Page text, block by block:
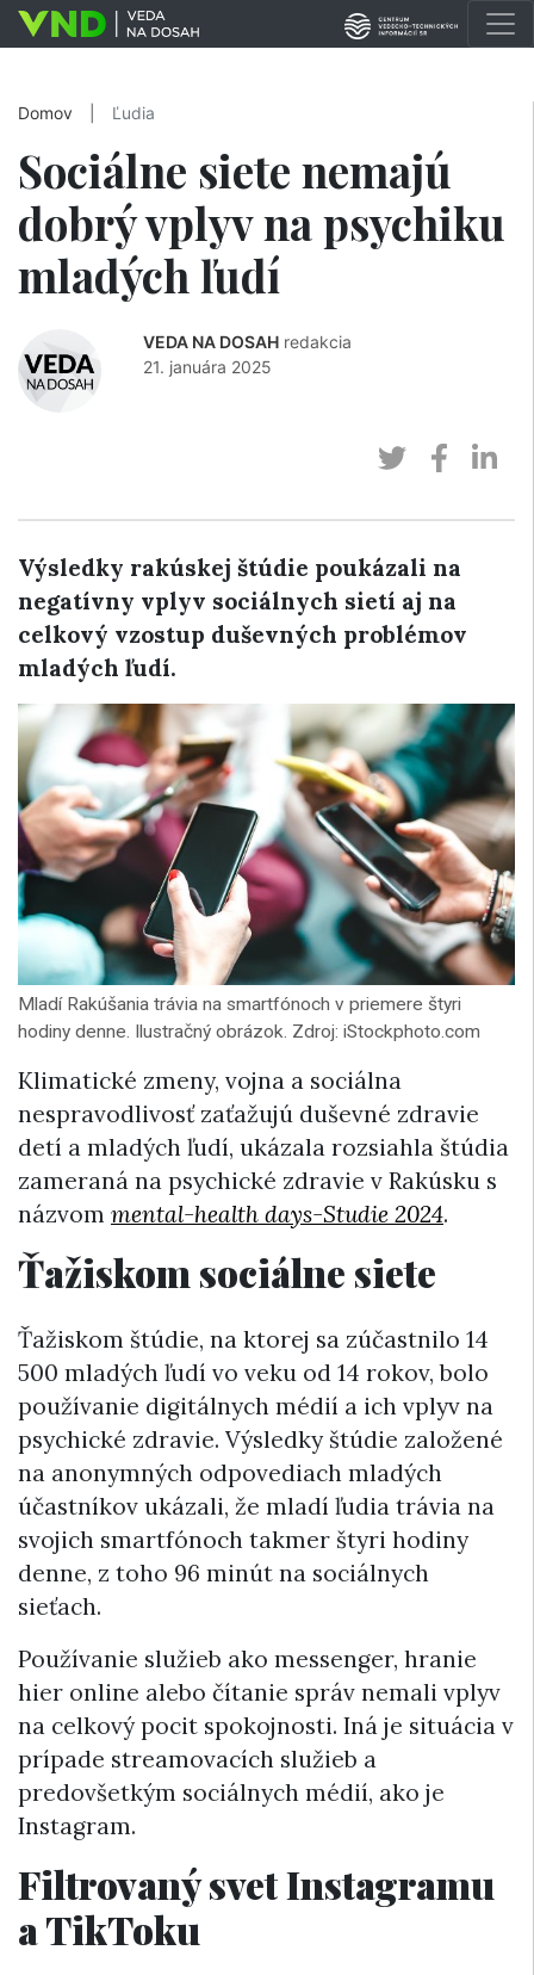
Domov Ľudia
Sociálne siete nemajú
dobrý vplyv na psychiku
mladých ľudí
VEDA NA DOSAH redakcia
21. januára 2025
Výsledky rakúskej štúdie poukázali na
negatívny vplyv sociálnych sietí aj na
celkový vzostup duševných problémov
mladých ľudí.
Mladí Rakúšania trávia na smartfónoch v priemere štyri
hodiny denne. Ilustračný obrázok. Zdroj: iStockphoto.com
Klimatické zmeny, vojna a sociálna
nespravodlivosť zaťažujú duševné zdravie
detí a mladých ľudí, ukázala rozsiahla štúdia
zameraná na psychické zdravie v Rakúsku s
názvom mental-health days-Studie 2024.
Ťažiskom sociálne siete
Ťažiskom štúdie, na ktorej sa zúčastnilo 14
500 mladých ľudí vo veku od 14 rokov, bolo
používanie digitálnych médií a ich vplyv na
psychické zdravie. Výsledky štúdie založené
na anonymných odpovediach mladých
účastníkov ukázali, že mladí ľudia trávia na
svojich smartfónoch takmer štyri hodiny
denne, z toho 96 minút na sociálnych
sieťach.
Používanie služieb ako messenger, hranie
hier online alebo čítanie správ nemali vplyv
na celkový pocit spokojnosti. Iná je situácia v
prípade streamovacích služieb a
predovšetkým sociálnych médií, ako je
Instagram.
Filtrovaný svet Instagramu
a TikToku